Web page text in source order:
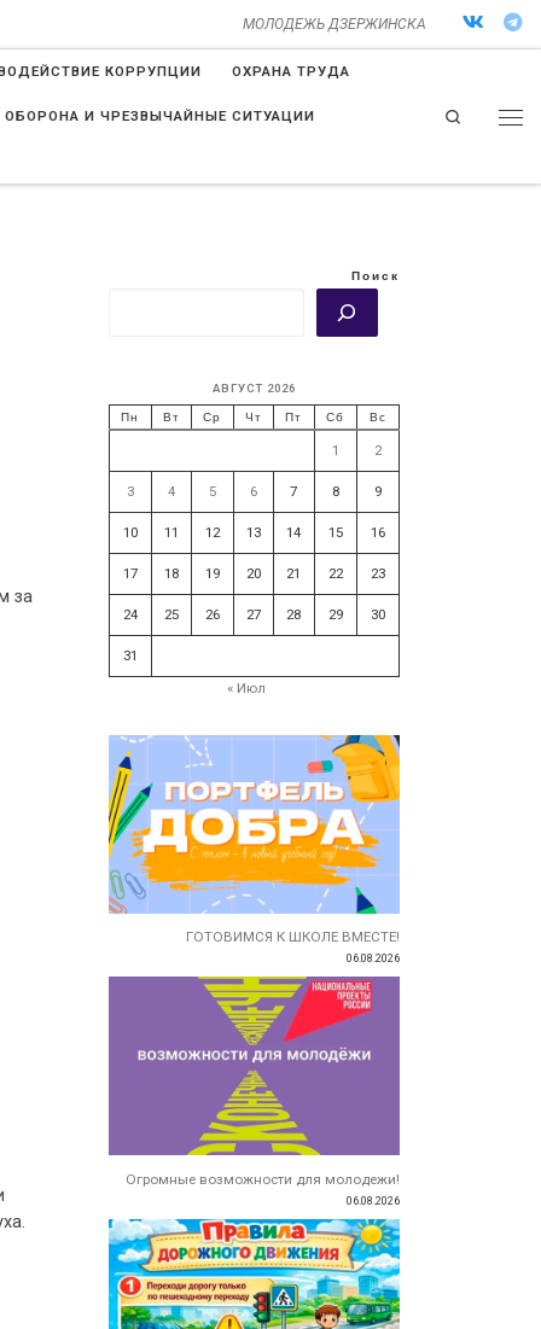
МОЛОДЕЖЬ ДЗЕРЖИНСКА
КОРРУПЦИИ ОХРАНА ТРУДА
И ЧРЕЗВЫЧАЙНЫЕ СИТУАЦИИ Search
за
Поиск
АВГУСТ 2026
Пн Вт Ср Чт Пт Сб Вс
1 2
3 4 5 6 7 8 9
10 11 12 13 14 15 16
17 18 19 20 21 22 23
24 25 26 27 28 29 30
31
« Июл
ГОТОВИМСЯ К ШКОЛЕ ВМЕСТЕ!
06.08.2026
Огромные возможности для молодежи!
06.08.2026